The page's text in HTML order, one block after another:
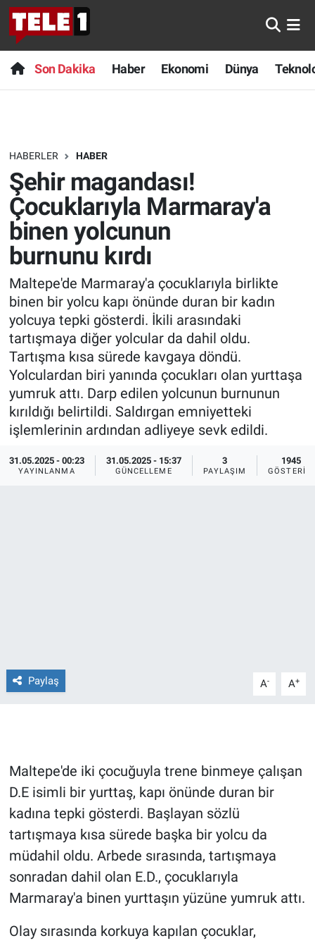
Son Dakika Haber Ekonomi Dünya
HABERLER HABER
Şehir magandası!
Çocuklarıyla Marmaray'a
binen yolcunun
burnunu kırdı
Maltepe'de Marmaray'a çocuklarıyla birlikte
binen bir yolcu kapı önünde duran bir kadın
yolcuya tepki gösterdi. İkili arasındaki
tartışmaya diğer yolcular da dahil oldu.
Tartışma kısa sürede kavgaya döndü.
Yolculardan biri yanında çocukları olan yurttaşa
yumruk attı. Darp edilen yolcunun burnunun
kırıldığı belirtildi. Saldırgan emniyetteki
işlemlerinin ardından adliyeye sevk edildi.
31.05.2025 - 00:23
YAYINLANMA
31.05.2025 - 15:37
GÜNCELLEME
3
PAYLAŞIM
1945
GÖSTERIM
Paylaş A- A+
Maltepe'de iki çocuğuyla trene binmeye çalışan
D.E isimli bir yurttaş, kapı önünde duran bir
kadına tepki gösterdi. Başlayan sözlü
tartışmaya kısa sürede başka bir yolcu da
müdahil oldu. Arbede sırasında, tartışmaya
sonradan dahil olan E.D., çocuklarıyla
Marmaray'a binen yurttaşın yüzüne yumruk attı.
Olay sırasında korkuya kapılan çocuklar,
Anında Manşet
Başka Sohbetler
Bilim turu
Bilim ve Teknoloji Evreni
Doğa Konuşuyor
Dünya
Ege Saati
Ege'den Esintiler
Eğitim
Eğlence
İlan
Kimdir
Koronavirüs
Kültür Sanat
Son Dakika
Haber
Dünya
Teknoloji
Sağlık
Spor
Yayın Akışı
İletişim
Nöbetçi Eczaneler
Hava Durumu
Trafik Durumu
Süper Lig Puan Durumu ve Fikstür
Tüm Manşetler
Son Dakika Haberleri
Haber Arşivi